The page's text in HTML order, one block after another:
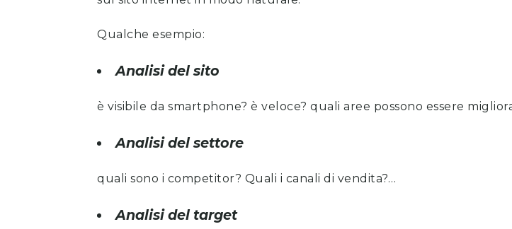
Qualche esempio:
Analisi del sito
è visibile da smartphone? è veloce? quali aree possono essere
Analisi del settore
quali sono i competitor? Quali i canali di vendita?…
Analisi del target